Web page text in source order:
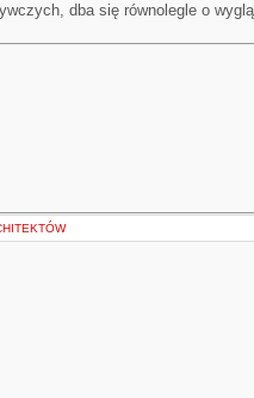
dba się równolegle o